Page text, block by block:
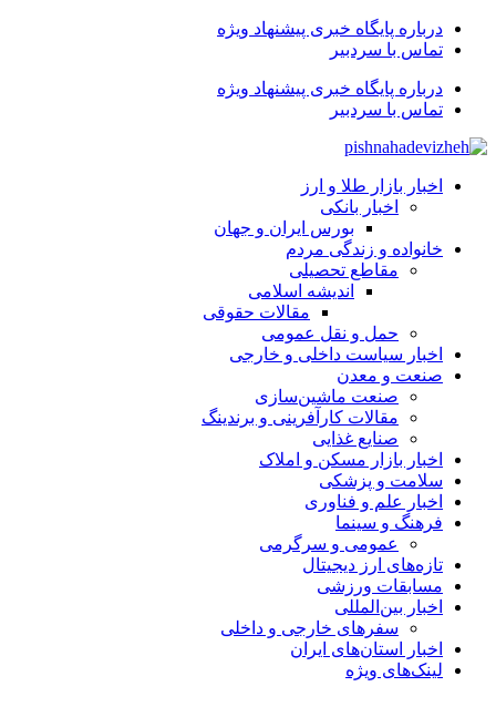
درباره پایگاه خبری پیشنهاد ویژه
تماس با سردبیر
درباره پایگاه خبری پیشنهاد ویژه
تماس با سردبیر
اخبار بازار طلا و ارز
اخبار بانکی
بورس ایران و جهان
خانواده و زندگی مردم
مقاطع تحصیلی
اندیشه اسلامی
مقالات حقوقی
حمل و نقل عمومی
اخبار سیاست داخلی و خارجی
صنعت و معدن
صنعت ماشین‌سازی
مقالات کارآفرینی و برندینگ
صنایع غذایی
اخبار بازار مسکن و املاک
سلامت و پزشکی
اخبار علم و فناوری
فرهنگ و سینما
عمومی و سرگرمی
تازه‌های ارز دیجیتال
مسابقات ورزشی
اخبار بین‌المللی
سفرهای خارجی و داخلی
اخبار استان‌های ایران
لینک‌های ویژه